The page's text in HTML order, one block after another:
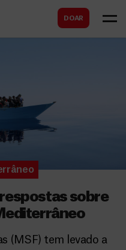
DOAR
sobre
(MSF) tem levado a